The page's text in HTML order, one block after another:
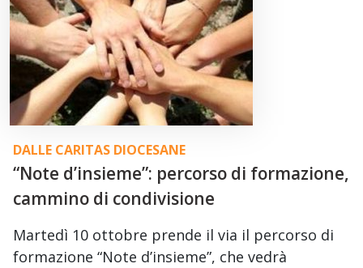
DALLE CARITAS DIOCESANE
“Note d’insieme”: percorso di formazione,
cammino di condivisione
Martedì 10 ottobre prende il via il percorso di
formazione “Note d’insieme”, che vedrà